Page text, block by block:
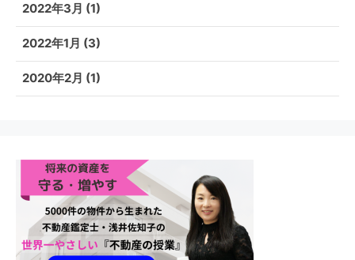
2022年3月 (1)
2022年1月 (3)
2020年2月 (1)